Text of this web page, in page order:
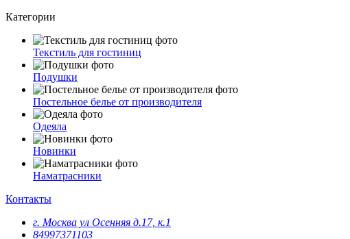
Категории
Текстиль для гостиниц
Подушки
Постельное белье от производителя
Одеяла
Новинки
Наматрасники
Контакты
г. Москва ул Осенняя д.17, к.1
84997371103